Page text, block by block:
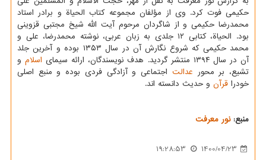
حکیمی فوت کرد. وی از مؤلفان مجموعه کتاب الحیاة و برادر استاد
محمدرضا حکیمی و از شاگردان مرحوم آیت الله شیخ مجتبی قزوینی
بود. الحیاة، کتابی ۱۲ جلدی به زبان عربی، نوشته محمدرضا، علی و
محمد حکیمی که شروع نگارش آن در سال ۱۳۵۳ بوده و آخرین جلد
آن در سال ۱۳۹۴ منتشر گردید. هدف نویسندگان، ارائه سیمای
اسلامو
تشیع، بر محور عدالت اجتماعی و آزادگی فردی بوده و منبع اصلی
خودرا قرآن و حدیث دانسته اند.
منبع:نور معرفت
1400/04/23
19:28:53